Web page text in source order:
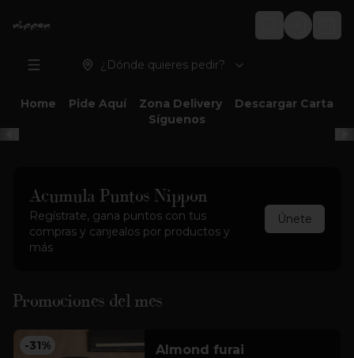
Login
¿Dónde quieres pedir?
Home Pide Aquí Zona Delivery
Descargar Carta
Síguenos
Acumula Puntos Nippon
Regístrate, gana puntos con tus
compras y canjealos por productos y
más
Únete
Promociones del mes
-31% Almond furai